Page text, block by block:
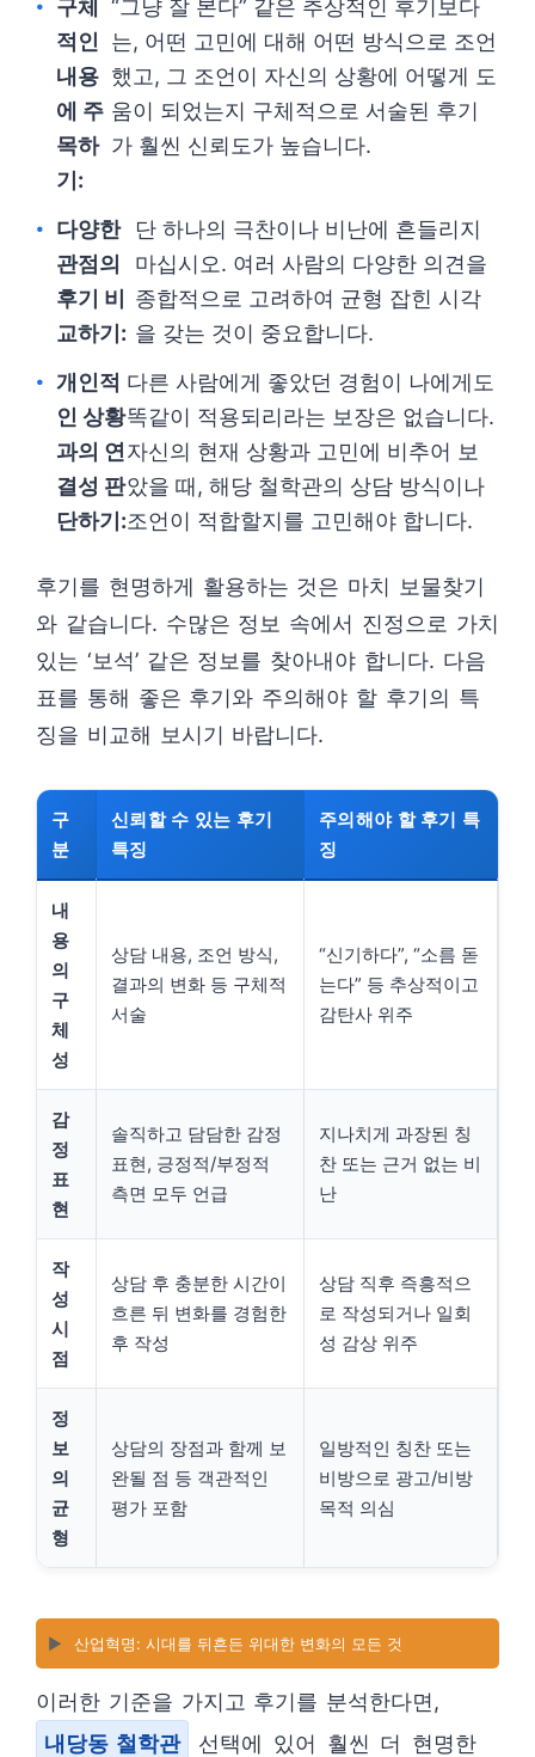
구체
적인
내용
에 주
목하
기:
“그냥 잘 본다” 같은 추상적인 후기보다
는, 어떤 고민에 대해 어떤 방식으로 조언
했고, 그 조언이 자신의 상황에 어떻게 도
움이 되었는지 구체적으로 서술된 후기
가 훨씬 신뢰도가 높습니다.
다양한
관점의
후기 비
교하기:
단 하나의 극찬이나 비난에 흔들리지
마십시오. 여러 사람의 다양한 의견을
종합적으로 고려하여 균형 잡힌 시각
을 갖는 것이 중요합니다.
개인적
인 상황
과의 연
결성 판
단하기:
다른 사람에게 좋았던 경험이 나에게도
똑같이 적용되리라는 보장은 없습니다.
자신의 현재 상황과 고민에 비추어 보
았을 때, 해당 철학관의 상담 방식이나
조언이 적합할지를 고민해야 합니다.
후기를 현명하게 활용하는 것은 마치 보물찾기
와 같습니다. 수많은 정보 속에서 진정으로 가치
있는 ‘보석’ 같은 정보를 찾아내야 합니다. 다음
표를 통해 좋은 후기와 주의해야 할 후기의 특
징을 비교해 보시기 바랍니다.
구
분
신뢰할 수 있는 후기
특징
주의해야 할 후기 특
징
내
용
의
구
체
성
상담 내용, 조언 방식,
결과의 변화 등 구체적
서술
“신기하다”, “소름 돋
는다” 등 추상적이고
감탄사 위주
감
정
표
현
솔직하고 담담한 감정
표현, 긍정적/부정적
측면 모두 언급
지나치게 과장된 칭
찬 또는 근거 없는 비
난
작
성
시
점
상담 후 충분한 시간이
흐른 뒤 변화를 경험한
후 작성
상담 직후 즉흥적으
로 작성되거나 일회
성 감상 위주
정
보
의
균
형
상담의 장점과 함께 보
완될 점 등 객관적인
평가 포함
일방적인 칭찬 또는
비방으로 광고/비방
목적 의심
▶️ 산업혁명: 시대를 뒤흔든 위대한 변화의 모든 것
이러한 기준을 가지고 후기를 분석한다면,
내당동 철학관
선택에 있어 훨씬 더 현명한